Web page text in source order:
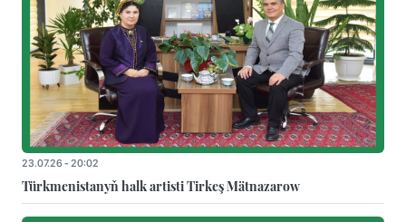
23.07.26 - 20:02
Türkmenistanyň halk artisti Tirkeş Mätnazarow